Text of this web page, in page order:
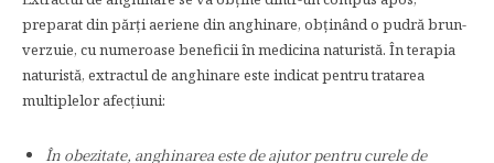
preparat din părţi aeriene din anghinare, obţinând o pudră brun-
verzuie, cu numeroase beneficii în medicina naturistă. În terapia
naturistă, extractul de anghinare este indicat pentru tratarea
multiplelor afecţiuni:
În obezitate, anghinarea este de ajutor pentru curele de